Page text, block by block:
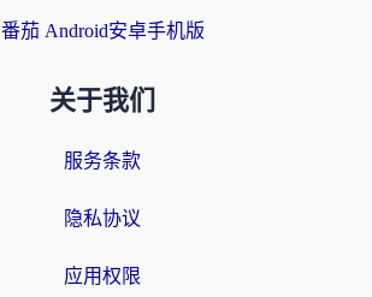
番茄 Android安卓手机版
关于我们
服务条款
隐私协议
应用权限